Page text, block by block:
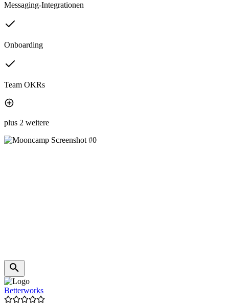
Messaging-Integrationen
Onboarding
Team OKRs
plus 2 weitere
Betterworks